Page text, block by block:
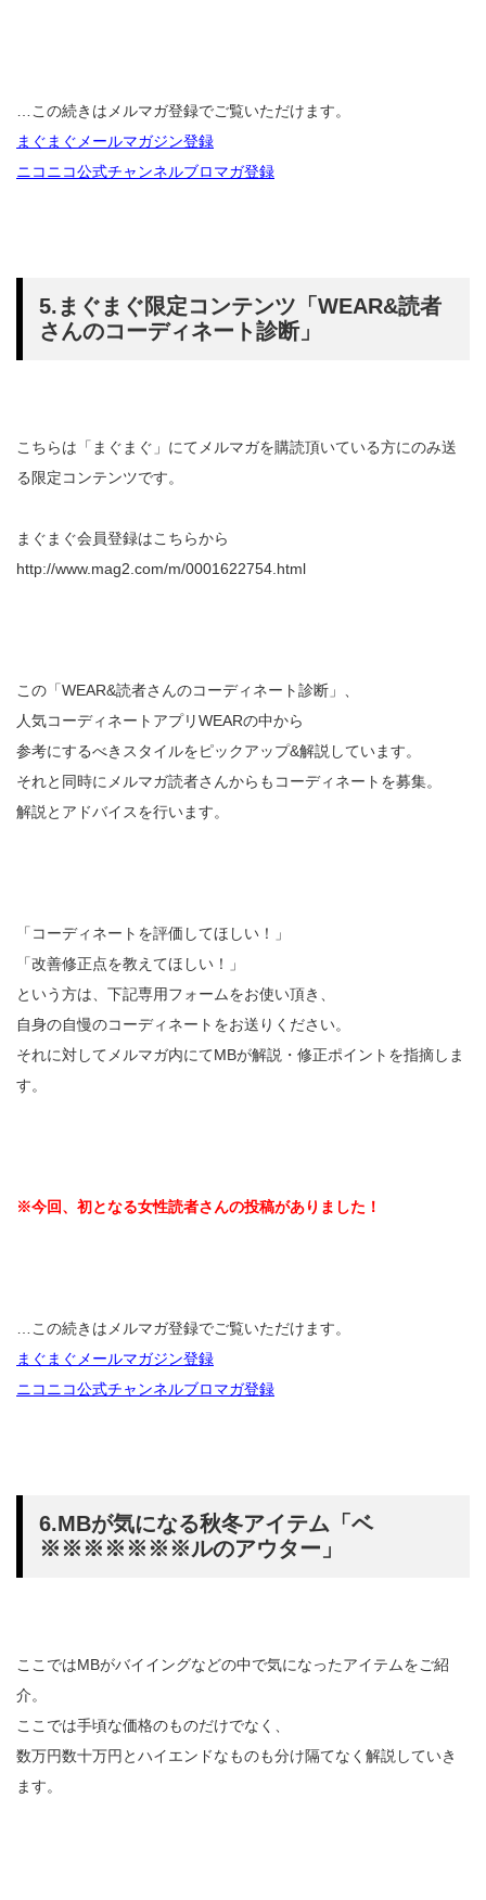
…この続きはメルマガ登録でご覧いただけます。
まぐまぐメールマガジン登録
ニコニコ公式チャンネルブロマガ登録
5.まぐまぐ限定コンテンツ「WEAR&読者
さんのコーディネート診断」
こちらは「まぐまぐ」にてメルマガを購読頂いている方にのみ送
る限定コンテンツです。
まぐまぐ会員登録はこちらから
http://www.mag2.com/m/0001622754.html
この「WEAR&読者さんのコーディネート診断」、
人気コーディネートアプリWEARの中から
参考にするべきスタイルをピックアップ&解説しています。
それと同時にメルマガ読者さんからもコーディネートを募集。
解説とアドバイスを行います。
「コーディネートを評価してほしい！」
「改善修正点を教えてほしい！」
という方は、下記専用フォームをお使い頂き、
自身の自慢のコーディネートをお送りください。
それに対してメルマガ内にてMBが解説・修正ポイントを指摘しま
す。
※今回、初となる女性読者さんの投稿がありました！
…この続きはメルマガ登録でご覧いただけます。
まぐまぐメールマガジン登録
ニコニコ公式チャンネルブロマガ登録
6.MBが気になる秋冬アイテム「ベ
※※※※※※※ルのアウター」
ここではMBがバイイングなどの中で気になったアイテムをご紹
介。
ここでは手頃な価格のものだけでなく、
数万円数十万円とハイエンドなものも分け隔てなく解説していき
ます。